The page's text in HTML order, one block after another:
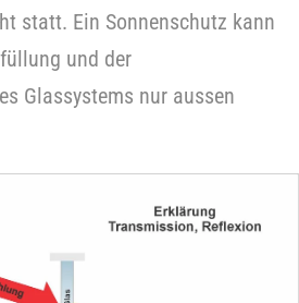
statt. Ein Sonnenschutz kann
und der
Glassystems nur aussen